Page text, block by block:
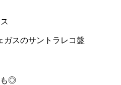
ガスのサントラレコ盤
も◎